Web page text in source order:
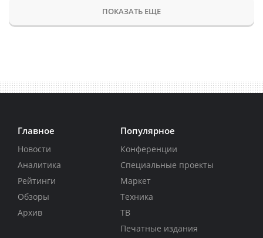
ПОКАЗАТЬ ЕЩЕ
Главное
Новости
Аналитика
Рейтинги
Обзоры
Архив
Популярное
Конференции
Специальные проекты
Маркет
Техника
ТВ
Печатные издания